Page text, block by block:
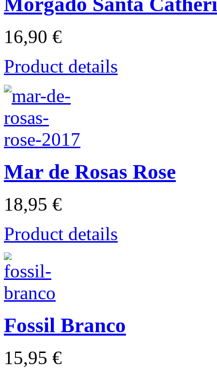
16,90 €
Product details
Mar de Rosas Rose
18,95 €
Product details
Fossil Branco
15,95 €